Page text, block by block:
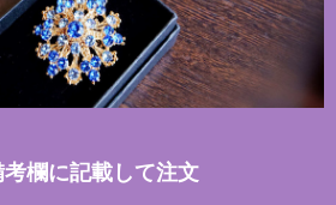
欄に記載して注文